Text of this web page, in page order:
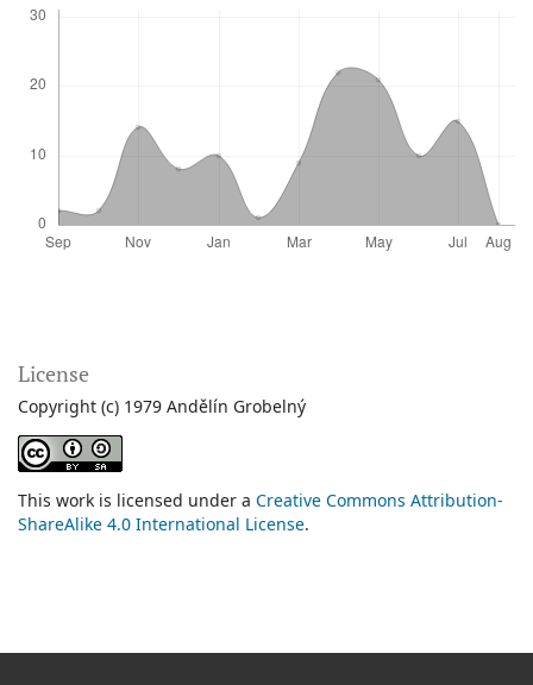
License
Copyright (c) 1979 Andělín Grobelný
This work is licensed under a Creative Commons Attribution-
ShareAlike 4.0 International License.